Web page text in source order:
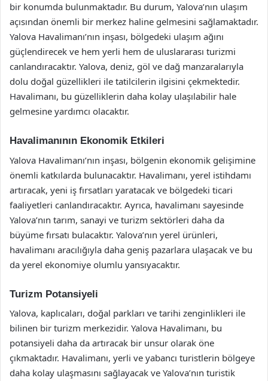
bir konumda bulunmaktadır. Bu durum, Yalova’nın ulaşım
açısından önemli bir merkez haline gelmesini sağlamaktadır.
Yalova Havalimanı’nın inşası, bölgedeki ulaşım ağını
güçlendirecek ve hem yerli hem de uluslararası turizmi
canlandıracaktır. Yalova, deniz, göl ve dağ manzaralarıyla
dolu doğal güzellikleri ile tatilcilerin ilgisini çekmektedir.
Havalimanı, bu güzelliklerin daha kolay ulaşılabilir hale
gelmesine yardımcı olacaktır.
Havalimanının Ekonomik Etkileri
Yalova Havalimanı’nın inşası, bölgenin ekonomik gelişimine
önemli katkılarda bulunacaktır. Havalimanı, yerel istihdamı
artıracak, yeni iş fırsatları yaratacak ve bölgedeki ticari
faaliyetleri canlandıracaktır. Ayrıca, havalimanı sayesinde
Yalova’nın tarım, sanayi ve turizm sektörleri daha da
büyüme fırsatı bulacaktır. Yalova’nın yerel ürünleri,
havalimanı aracılığıyla daha geniş pazarlara ulaşacak ve bu
da yerel ekonomiye olumlu yansıyacaktır.
Turizm Potansiyeli
Yalova, kaplıcaları, doğal parkları ve tarihi zenginlikleri ile
bilinen bir turizm merkezidir. Yalova Havalimanı, bu
potansiyeli daha da artıracak bir unsur olarak öne
çıkmaktadır. Havalimanı, yerli ve yabancı turistlerin bölgeye
daha kolay ulaşmasını sağlayacak ve Yalova’nın turistik